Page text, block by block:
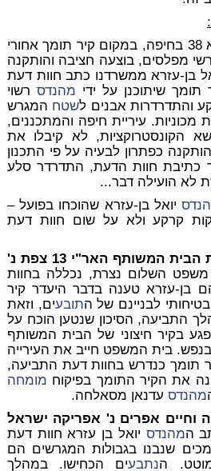
בבניין הנבנה על פי תמ"א 38 בחיפה, במקום קיר תומך אחורי
מפלסים, בוצעה חציבה והותקנה
בן-עזרא ממשרדנו כתב חוות דעת
שיתוכנן על ידי מהנדס רשוי
והתדרדרות אבנים לשטח המגרש
מכוניות. עיריית חיפה והמתכננים,
הקונסטרוקציות, לא קיבלו את
כפתרון לבעיה על פי התכנון
כתיבת חוות הדעת, התדרדר סלע
לא הועילה דבר...
יואל בן-עזרא שהוכחו בפועל –
קרקע ולא על שום חוות דעת
נציגות הבית המשותף האר"י 13 צפת נ'
השלום נצרת, נכללה בחוות
בן-עזרא טענה בדבר היעדר קיר
לבניינם של התובעים, וזאת
התביעה, הסיכון שנטען הוכח על
בקיר חיצוני של הבית המשותף
בית המשפט חייב את העירייה
תומך כנדרש בחוות דעת התביעה,
את הקיר התומך בפיקוח מומחה
מהנדסעדנאן מסאלחה.
וחיים אפרים נ' אפריקה ישראל
המהנדס יואל בן עזרא חוות דעת
שנבנו בגבולות המגרשים הם
הנתבעים הכחישו. במהלך